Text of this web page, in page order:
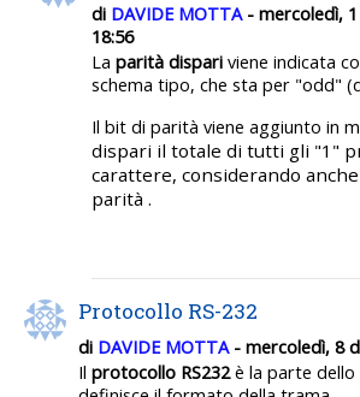
di DAVIDE MOTTA- mercoledì,
18:56
La parità dispari viene indicata
schema tipo, che sta per "odd"
Il bit di parità viene aggiunto in
dispari il totale di tutti gli "1"
carattere, considerando
parità .
Protocollo RS-232
di DAVIDE MOTTA- mercoledì, 8
Ilprotocollo RS232è la parte dello